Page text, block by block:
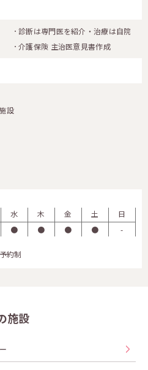
診断は専門医を紹介・治療は自院
介護保険 主治医意見書作成
設
水 木 金 土
日
● ● ● ● -
約制
施設